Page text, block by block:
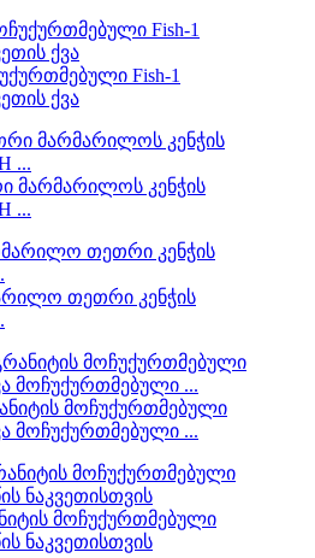
Fish-1
ქვა
მარმარილოს კენჭის
...
თეთრი კენჭის
მოჩუქურთმებული
მოჩუქურთმებული ...
მოჩუქურთმებული
ნაკვეთისთვის